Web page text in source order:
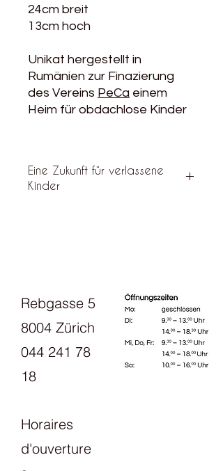
24cm breit
13cm hoch
Unikat hergestellt in
Rumänien zur Finazierung
des Vereins PeCa einem
Heim für obdachlose Kinder
Eine Zukunft für verlassene
Kinder
https://abandonati.ch
https://www.eda.admin.ch/erweiteru
ngsbeitrag/de/home/news/Dossiers
/rumaenien-stories-of-
renewal/heim-fuer-verlassene-
Rebgasse 5
8004 Zürich
044 241 78
18
Horaires
d'ouverture